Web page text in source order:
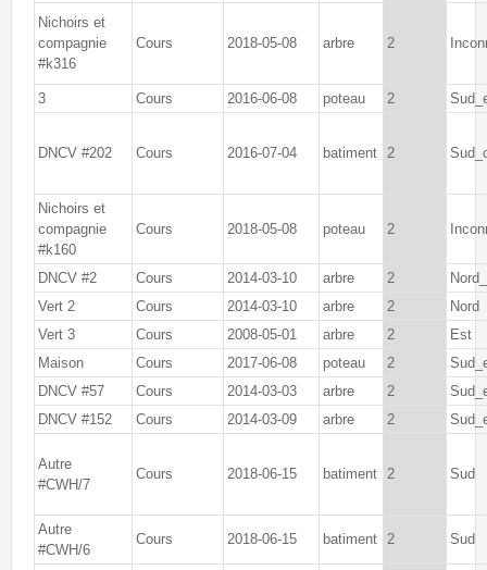
Nichoirs et
compagnie
#k316
Cours 2018-05-08 arbre 2
3 Cours 2016-06-08 poteau 2
DNCV #202 Cours 2016-07-04 batiment 2
Nichoirs et
compagnie
#k160
Cours 2018-05-08 poteau 2
DNCV #2 Cours 2014-03-10 arbre 2
Vert 2
Cours 2014-03-10 arbre 2
Nord
Vert 3
Cours 2008-05-01 arbre 2
Est
Maison
Cours 2017-06-08 poteau 2
DNCV #57
Cours 2014-03-03 arbre 2
DNCV #152
Cours 2014-03-09 arbre 2
Autre
#CWH/7
Cours 2018-06-15 batiment 2 Sud
Autre
#CWH/6
Cours 2018-06-15 batiment 2 Sud